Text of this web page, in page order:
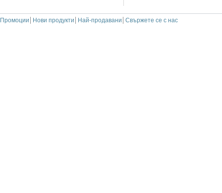
Промоции Нови продукти Най-продавани Свържете се с нас